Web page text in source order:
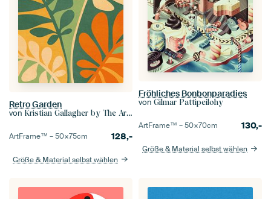
Retro Garden
von Kristian Gallagher by The Artcircle
ArtFrame™ –50×75cm 128,-
Größe & Material selbst wählen
Fröhliches Bonbonparadies
von Gilmar Pattipeilohy
ArtFrame™ –50×70cm 130,-
Größe & Material selbst wählen